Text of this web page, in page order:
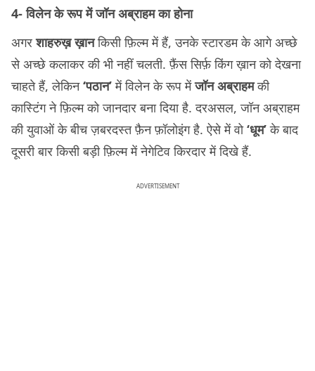
4- विलेन के रूप में जॉन अब्राहम का होना
अगरशाहरुख़ ख़ानकिसी फ़िल्म में हैं, उनके स्टारडम के आगे अच्छे
से अच्छे कलाकर की भी नहीं चलती. फ़ैंस सिर्फ़ किंग ख़ान को देखना
चाहते हैं, लेकिन‘पठान’में विलेन के रूप मेंजॉन अब्राहमकी
कास्टिंग ने फ़िल्म को जानदार बना दिया है. दरअसल, जॉन अब्राहम
की युवाओं के बीच ज़बरदस्त फ़ैन फ़ॉलोइंग है. ऐसे में वो‘धूम’के बाद
दूसरी बार किसी बड़ी फ़िल्म में नेगेटिव किरदार में दिखे हैं.
ADVERTISEMENT